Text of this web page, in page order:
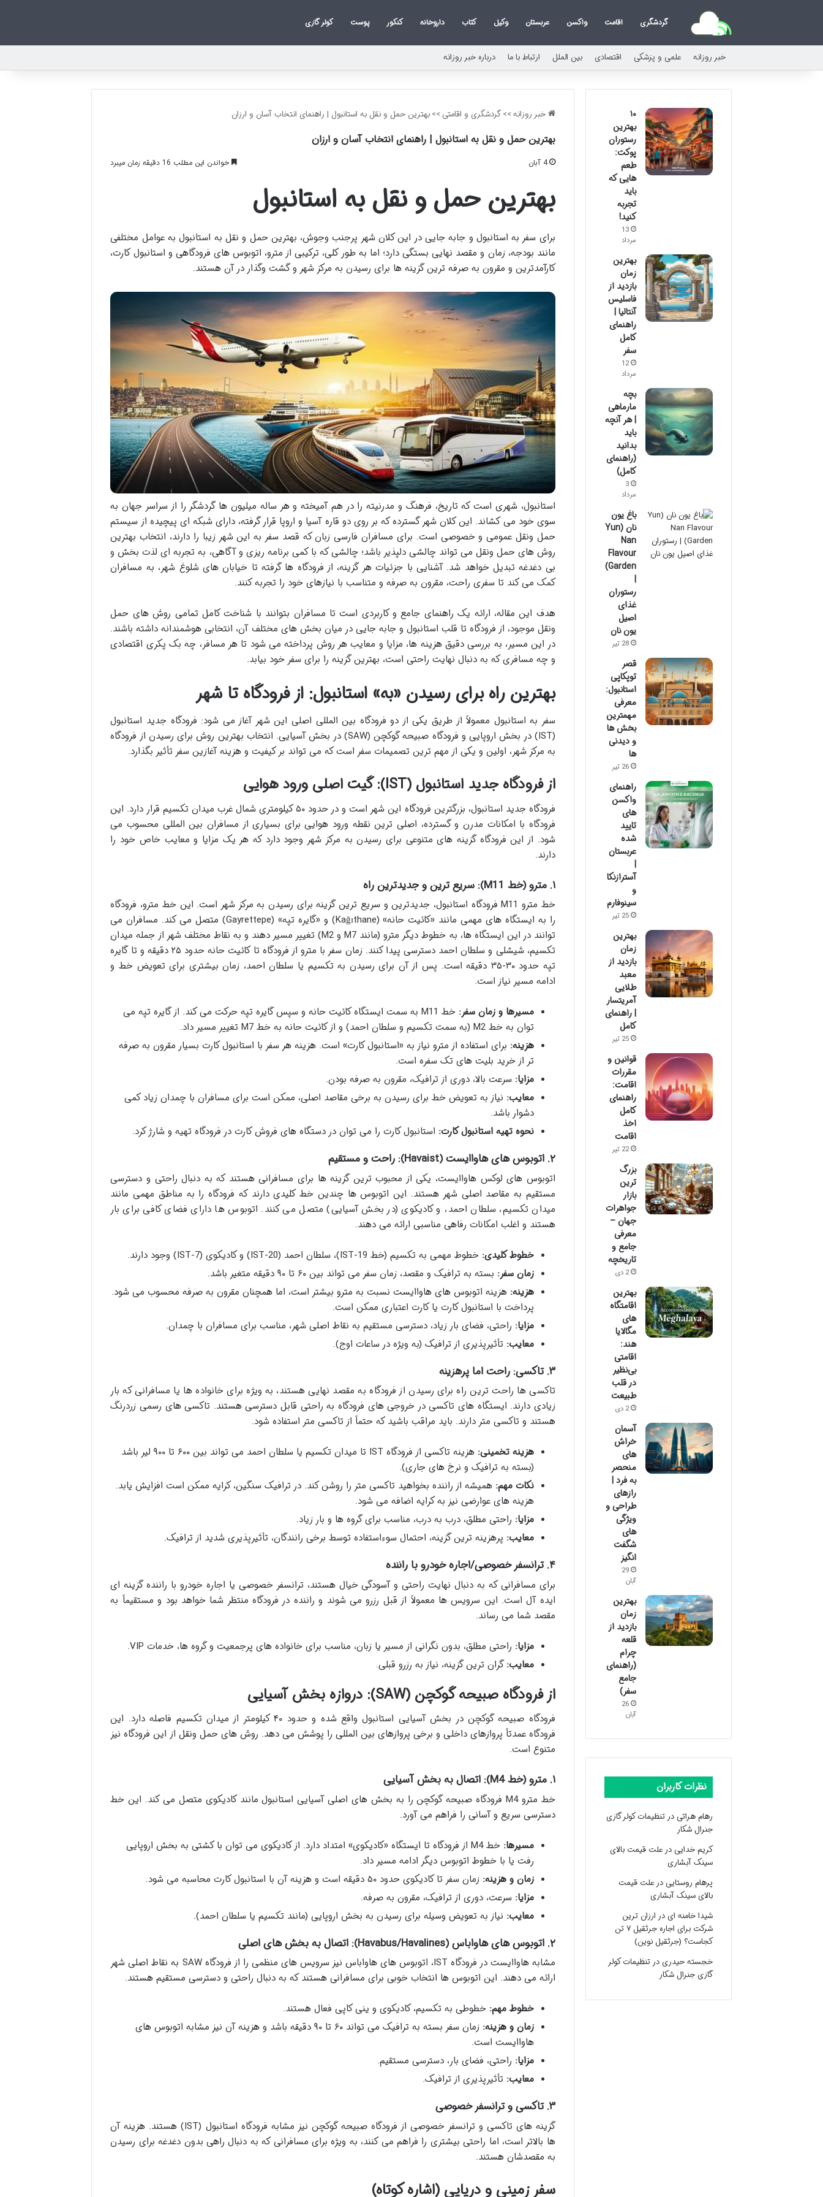
گردشگری اقامت واکسن عربستان وکیل کتاب داروخانه کنکور پوست کولر گازی
خبر روزانه علمی و پزشکی اقتصادی بین الملل ارتباط با ما درباره خبر روزانه
خبر روزانه>> گردشگری و اقامتی >> بهترین حمل و نقل به استانبول | راهنمای انتخاب آسان و ارزان
بهترین حمل و نقل به استانبول | راهنمای انتخاب آسان و ارزان
4 آبان خواندن این مطلب 16 دقیقه زمان میبرد
بهترین حمل و نقل به استانبول
برای سفر به استانبول و جابه جایی در این کلان شهر پرجنب وجوش، بهترین حمل و نقل به استانبول به عوامل مختلفی
مانند بودجه، زمان و مقصد نهایی بستگی دارد؛ اما به طور کلی، ترکیبی از مترو، اتوبوس های فرودگاهی و استانبول کارت،
کارآمدترین و مقرون به صرفه ترین گزینه ها برای رسیدن به مرکز شهر و گشت وگذار در آن هستند.
استانبول، شهری است که تاریخ، فرهنگ و مدرنیته را در هم آمیخته و هر ساله میلیون ها گردشگر را از سراسر جهان به
سوی خود می کشاند. این کلان شهر گسترده که بر روی دو قاره آسیا و اروپا قرار گرفته، دارای شبکه ای پیچیده از سیستم
حمل ونقل عمومی و خصوصی است. برای مسافران فارسی زبان که قصد سفر به این شهر زیبا را دارند، انتخاب بهترین
روش های حمل ونقل می تواند چالشی دلپذیر باشد؛ چالشی که با کمی برنامه ریزی و آگاهی، به تجربه ای لذت بخش و
بی دغدغه تبدیل خواهد شد. آشنایی با جزئیات هر گزینه، از فرودگاه ها گرفته تا خیابان های شلوغ شهر، به مسافران
کمک می کند تا سفری راحت، مقرون به صرفه و متناسب با نیازهای خود را تجربه کنند.
هدف این مقاله، ارائه یک راهنمای جامع و کاربردی است تا مسافران بتوانند با شناخت کامل تمامی روش های حمل
ونقل موجود، از فرودگاه تا قلب استانبول و جابه جایی در میان بخش های مختلف آن، انتخابی هوشمندانه داشته باشند.
در این مسیر، به بررسی دقیق هزینه ها، مزایا و معایب هر روش پرداخته می شود تا هر مسافر، چه بک پکری اقتصادی
و چه مسافری که به دنبال نهایت راحتی است، بهترین گزینه را برای سفر خود بیابد.
بهترین راه برای رسیدن «به» استانبول: از فرودگاه تا شهر
سفر به استانبول معمولاً از طریق یکی از دو فرودگاه بین المللی اصلی این شهر آغاز می شود: فرودگاه جدید استانبول
(IST) در بخش اروپایی و فرودگاه صبیحه گوکچن (SAW) در بخش آسیایی. انتخاب بهترین روش برای رسیدن از فرودگاه
به مرکز شهر، اولین و یکی از مهم ترین تصمیمات سفر است که می تواند بر کیفیت و هزینه آغازین سفر تأثیر بگذارد.
از فرودگاه جدید استانبول (IST): گیت اصلی ورود هوایی
فرودگاه جدید استانبول، بزرگترین فرودگاه این شهر است و در حدود ۵۰ کیلومتری شمال غرب میدان تکسیم قرار دارد. این
فرودگاه با امکانات مدرن و گسترده، اصلی ترین نقطه ورود هوایی برای بسیاری از مسافران بین المللی محسوب می
شود. از این فرودگاه گزینه های متنوعی برای رسیدن به مرکز شهر وجود دارد که هر یک مزایا و معایب خاص خود را
دارند.
۱. مترو (خط M11): سریع ترین و جدیدترین راه
خط مترو M11 فرودگاه استانبول، جدیدترین و سریع ترین گزینه برای رسیدن به مرکز شهر است. این خط مترو، فرودگاه
را به ایستگاه های مهمی مانند «کائیت حانه» (Kağıthane) و «گایره تپه» (Gayrettepe) متصل می کند. مسافران می
توانند در این ایستگاه ها، به خطوط دیگر مترو (مانند M7 و M2) تغییر مسیر دهند و به نقاط مختلف شهر از جمله میدان
تکسیم، شیشلی و سلطان احمد دسترسی پیدا کنند. زمان سفر با مترو از فرودگاه تا کائیت حانه حدود ۲۵ دقیقه و تا گایره
تپه حدود ۳۰-۳۵ دقیقه است. پس از آن برای رسیدن به تکسیم یا سلطان احمد، زمان بیشتری برای تعویض خط و
ادامه مسیر نیاز است.
مسیرها و زمان سفر:
خط M11 به سمت ایستگاه کائیت حانه و سپس گایره تپه حرکت می کند. از گایره تپه می
توان به خط M2 (به سمت تکسیم و سلطان احمد) و از کائیت حانه به خط M7 تغییر مسیر داد.
هزینه: برای استفاده از مترو نیاز به «استانبول کارت» است. هزینه هر سفر با استانبول کارت بسیار مقرون به صرفه
تر از خرید بلیت های تک سفره است.
مزایا: سرعت بالا، دوری از ترافیک، مقرون به صرفه بودن.
معایب: نیاز به تعویض خط برای رسیدن به برخی مقاصد اصلی، ممکن است برای مسافران با چمدان زیاد کمی
دشوار باشد.
نحوه تهیه استانبول کارت: استانبول کارت را می توان در دستگاه های فروش کارت در فرودگاه تهیه و شارژ کرد.
۲. اتوبوس های هاواایست (Havaist): راحت و مستقیم
اتوبوس های لوکس هاواایست، یکی از محبوب ترین گزینه ها برای مسافرانی هستند که به دنبال راحتی و دسترسی
مستقیم به مقاصد اصلی شهر هستند. این اتوبوس ها چندین خط کلیدی دارند که فرودگاه را به مناطق مهمی مانند
میدان تکسیم، سلطان احمد، و کادیکوی (در بخش آسیایی) متصل می کنند. اتوبوس ها دارای فضای کافی برای بار
هستند و اغلب امکانات رفاهی مناسبی ارائه می دهند.
خطوط کلیدی: خطوط مهمی به تکسیم (خط IST-19)، سلطان احمد (IST-20) و کادیکوی (IST-7) وجود دارند.
زمان سفر: بسته به ترافیک و مقصد، زمان سفر می تواند بین ۶۰ تا ۹۰ دقیقه متغیر باشد.
هزینه: هزینه اتوبوس های هاواایست نسبت به مترو بیشتر است، اما همچنان مقرون به صرفه محسوب می شود.
پرداخت با استانبول کارت یا کارت اعتباری ممکن است.
مزایا: راحتی، فضای بار زیاد، دسترسی مستقیم به نقاط اصلی شهر، مناسب برای مسافران با چمدان.
معایب: تأثیرپذیری از ترافیک (به ویژه در ساعات اوج).
۳. تاکسی: راحت اما پرهزینه
تاکسی ها راحت ترین راه برای رسیدن از فرودگاه به مقصد نهایی هستند، به ویژه برای خانواده ها یا مسافرانی که بار
زیادی دارند. ایستگاه های تاکسی در خروجی های فرودگاه به راحتی قابل دسترسی هستند. تاکسی های رسمی زردرنگ
هستند و تاکسی متر دارند. باید مراقب باشید که حتماً از تاکسی متر استفاده شود.
هزینه تخمینی:
هزینه تاکسی از فرودگاه IST تا میدان تکسیم یا سلطان احمد می تواند بین ۶۰۰ تا ۹۰۰ لیر باشد
(بسته به ترافیک و نرخ های جاری).
نکات مهم: همیشه از راننده بخواهید تاکسی متر را روشن کند. در ترافیک سنگین، کرایه ممکن است افزایش یابد.
هزینه های عوارضی نیز به کرایه اضافه می شود.
مزایا: راحتی مطلق، درب به درب، مناسب برای گروه ها و بار زیاد.
معایب: پرهزینه ترین گزینه، احتمال سوءاستفاده توسط برخی رانندگان، تأثیرپذیری شدید از ترافیک.
۴. ترانسفر خصوصی/اجاره خودرو با راننده
برای مسافرانی که به دنبال نهایت راحتی و آسودگی خیال هستند، ترانسفر خصوصی یا اجاره خودرو با راننده گزینه ای
ایده آل است. این سرویس ها معمولاً از قبل رزرو می شوند و راننده در فرودگاه منتظر شما خواهد بود و مستقیماً به
مقصد شما می رساند.
مزایا: راحتی مطلق، بدون نگرانی از مسیر یا زبان، مناسب برای خانواده های پرجمعیت و گروه ها، خدمات VIP.
معایب:گران ترین گزینه، نیاز به رزرو قبلی.
از فرودگاه صبیحه گوکچن (SAW): دروازه بخش آسیایی
فرودگاه صبیحه گوکچن در بخش آسیایی استانبول واقع شده و حدود ۴۰ کیلومتر از میدان تکسیم فاصله دارد. این
فرودگاه عمدتاً پروازهای داخلی و برخی پروازهای بین المللی را پوشش می دهد. روش های حمل ونقل از این فرودگاه نیز
متنوع است.
۱. مترو (خط M4): اتصال به بخش آسیایی
خط مترو M4 فرودگاه صبیحه گوکچن را به بخش های اصلی آسیایی استانبول مانند کادیکوی متصل می کند. این خط
دسترسی سریع و آسانی را فراهم می آورد.
مسیرها:
خط M4 از فرودگاه تا ایستگاه «کادیکوی» امتداد دارد. از کادیکوی می توان با کشتی به بخش اروپایی
رفت یا با خطوط اتوبوس دیگر ادامه مسیر داد.
زمان و هزینه: زمان سفر تا کادیکوی حدود ۵۰ دقیقه است و هزینه آن با استانبول کارت محاسبه می شود.
مزایا: سرعت، دوری از ترافیک، مقرون به صرفه.
معایب: نیاز به تعویض وسیله برای رسیدن به بخش اروپایی (مانند تکسیم یا سلطان احمد).
۲. اتوبوس های هاواباس (Havabus/Havalines): اتصال به بخش های اصلی
مشابه هاواایست در فرودگاه IST، اتوبوس های هاواباس نیز سرویس های منظمی را از فرودگاه SAW به نقاط اصلی شهر
ارائه می دهند. این اتوبوس ها انتخاب خوبی برای مسافرانی هستند که به دنبال راحتی و دسترسی مستقیم هستند.
خطوط مهم: خطوطی به تکسیم، کادیکوی و ینی کاپی فعال هستند.
زمان و هزینه:
زمان سفر بسته به ترافیک می تواند ۶۰ تا ۹۰ دقیقه باشد و هزینه آن نیز مشابه اتوبوس های
هاواایست است.
مزایا: راحتی، فضای بار، دسترسی مستقیم.
معایب: تأثیرپذیری از ترافیک.
۳. تاکسی و ترانسفر خصوصی
گزینه های تاکسی و ترانسفر خصوصی از فرودگاه صبیحه گوکچن نیز مشابه فرودگاه استانبول (IST) هستند. هزینه آن
ها بالاتر است، اما راحتی بیشتری را فراهم می کنند، به ویژه برای مسافرانی که به دنبال راهی بدون دغدغه برای رسیدن
به مقصدشان هستند.
سفر زمینی و دریایی (اشاره کوتاه)
۱۰
بهترین
رستوران
پوکت:
طعم
هایی که
باید
تجربه
کنید!
13
مرداد
بهترین
زمان
بازدید از
فاسلیس
آنتالیا |
راهنمای
کامل
سفر
12
مرداد
بچه
مارماهی
| هر آنچه
باید
بدانید
(راهنمای
کامل)
3
مرداد
باغ یون
نان (Yun
Nan
Flavour
Garden)
|
رستوران
غذای
اصیل
یون نان
28 تیر
قصر
توپکاپی
استانبول:
معرفی
مهمترین
بخش ها
و دیدنی
ها
26 تیر
راهنمای
واکسن
های
تایید
شده
عربستان
|
آسترازنکا
و
سینوفارم
25 تیر
بهترین
زمان
بازدید از
معبد
طلایی
آمریتسار
| راهنمای
کامل
25 تیر
قوانین و
مقررات
اقامت:
راهنمای
کامل
اخذ
اقامت
22 تیر
بزرگ
ترین
بازار
جواهرات
جهان –
معرفی
جامع و
تاریخچه
2 دی
بهترین
اقامتگاه‌
های
مگالایا
هند:
اقامتی
بی‌نظیر
در قلب
طبیعت
2 دی
آسمان
خراش
های
منحصر
به فرد |
رازهای
طراحی و
ویژگی
های
شگفت
انگیز
29
آبان
بهترین
زمان
بازدید از
قلعه
چرام
(راهنمای
جامع
سفر)
26
آبان
نظرات کاربران
رهام هراتیدرتنظیمات کولر گازی
جنرال شکار
کریم خداییدرعلت قیمت بالای
سینک آبشاری
پرهام روستاییدرعلت قیمت
بالای سینک آبشاری
شیدا خامنه ایدر ارزان ترین
شرکت برای اجاره جرثقیل ۷ تن
کجاست؟ (جرثقیل نوین)
خجسته حیدریدرتنظیمات کولر
گازی جنرال شکار